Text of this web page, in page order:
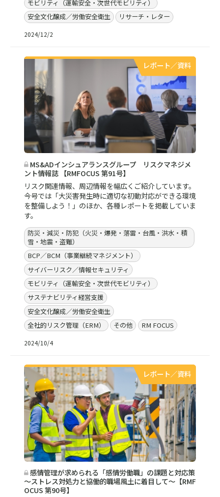
モビリティ（運輸安全・次世代モビリティ）
安全文化醸成／労働安全衛生
リサーチ・レター
2024/12/2
レポート／資料
MS&ADインシュアランスグループ リスクマネジメ
ント情報誌 【RMFOCUS 第91号】
リスク関連情報、周辺情報を幅広くご紹介しています。
今号では「大災害発生時に適切な初動対応ができる環境
を整備しよう！」のほか、各種レポートを掲載していま
す。
防災・減災・防犯（火災・爆発・落雷・台風・洪水・積
雪・地震・盗難）
BCP／BCM（事業継続マネジメント）
サイバーリスク／情報セキュリティ
モビリティ（運輸安全・次世代モビリティ）
サステナビリティ経営支援
安全文化醸成／労働安全衛生
全社的リスク管理（ERM）
その他 RM FOCUS
2024/10/4
レポート／資料
感情管理が求められる「感情労働職」の課題と対応策
～ストレス対処力と協働的職場風土に着目して～【RMF
OCUS 第90号】